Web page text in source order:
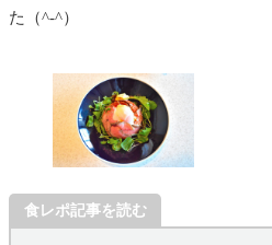
た（^-^）
食レポ記事を読む